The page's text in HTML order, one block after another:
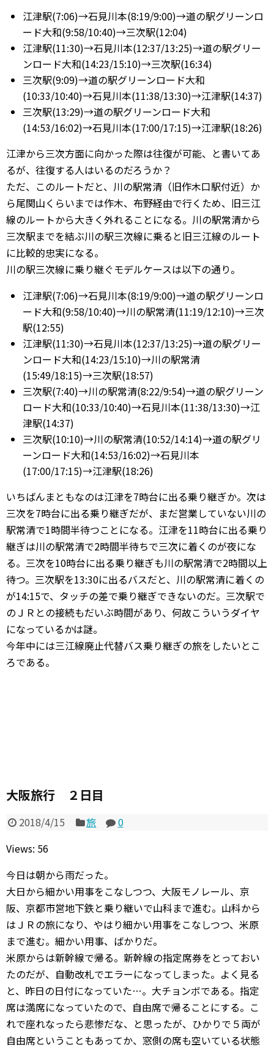
江津駅(7:06)→石見川本(8:19/9:00)→道の駅グリーンロ
ード大和(9:58/10:40)→三次駅(12:04)
江津駅(11:30)→石見川本(12:37/13:25)→道の駅グリー
ンロード大和(14:23/15:10)→三次駅(16:34)
三次駅(9:09)→道の駅グリーンロード大和
(10:33/10:40)→石見川本(11:38/13:30)→江津駅(14:37)
三次駅(13:29)→道の駅グリーンロード大和
(14:53/16:02)→石見川本(17:00/17:15)→江津駅(18:26)
江津から三次方面に向かった際は往復が可能、と書いてあ
るが、往復する人はいるのだろうか？
ただ、このルートだと、川の駅常清（旧作木口駅付近）か
ら尾関山くらいまでは作木、布野経由で行くため、旧三江
線のルートから大きく外れることになる。川の駅常清から
三次駅までを結ぶ川の駅三次線に乗ると旧三江線のルート
に比較的忠実になる。
川の駅三次線に乗り継ぐモデルケースは以下の通り。
江津駅(7:06)→石見川本(8:19/9:00)→道の駅グリーンロ
ード大和(9:58/10:40)→川の駅常清(11:19/12:10)→三次
駅(12:55)
江津駅(11:30)→石見川本(12:37/13:25)→道の駅グリー
ンロード大和(14:23/15:10)→川の駅常清
(15:49/18:15)→三次駅(18:57)
三次駅(7:40)→川の駅常清(8:22/9:54)→道の駅グリーン
ロード大和(10:33/10:40)→石見川本(11:38/13:30)→江
津駅(14:37)
三次駅(10:10)→川の駅常清(10:52/14:14)→道の駅グリ
ーンロード大和(14:53/16:02)→石見川本
(17:00/17:15)→江津駅(18:26)
いちばんまともなのは江津を7時台に出る乗り継ぎか。次は
三次を7時台に出る乗り継ぎだが、まだ営業していない川の
駅常清で1時間半待つことになる。江津を11時台に出る乗り
継ぎは川の駅常清で2時間半待ちで三次に着くのが夜にな
る。三次を10時台に出る乗り継ぎも川の駅常清で2時間以上
待つ。三次駅を13:30に出るバスだと、川の駅常清に着くの
が14:15で、タッチの差で乗り継ぎできないのだ。三次駅で
のＪＲとの接続もだいぶ時間があり、何故こういうダイヤ
になっているかは謎。
今年中には三江線廃止代替バス乗り継ぎの旅をしたいとこ
ろである。
大阪旅行 ２日目
2018/4/15 旅
0
Views: 56
今日は朝から雨だった。
大日から細かい用事をこなしつつ、大阪モノレール、京
阪、京都市営地下鉄と乗り継いで山科まで進む。山科から
はＪＲの旅になり、やはり細かい用事をこなしつつ、米原
まで進む。細かい用事、ばかりだ。
米原からは新幹線で帰る。新幹線の指定席券をとっておい
たのだが、自動改札でエラーになってしまった。よく見る
と、昨日の日付になっていた…。大チョンボである。指定
席は満席になっていたので、自由席で帰ることにする。こ
れで座れなったら悲惨だな、と思ったが、ひかりで５両が
自由席ということもあってか、窓側の席も空いている状態